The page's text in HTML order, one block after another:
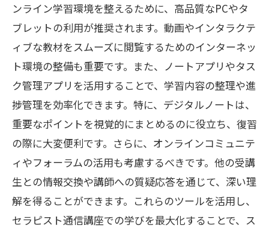
ンライン学習環境を整えるために、高品質なPCやタ
ブレットの利用が推奨されます。動画やインタラクテ
ィブな教材をスムーズに閲覧するためのインターネッ
ト環境の整備も重要です。また、ノートアプリやタス
ク管理アプリを活用することで、学習内容の整理や進
捗管理を効率化できます。特に、デジタルノートは、
重要なポイントを視覚的にまとめるのに役立ち、復習
の際に大変便利です。さらに、オンラインコミュニテ
ィやフォーラムの活用も考慮するべきです。他の受講
生との情報交換や講師への質疑応答を通じて、深い理
解を得ることができます。これらのツールを活用し、
セラピスト通信講座での学びを最大化することで、ス